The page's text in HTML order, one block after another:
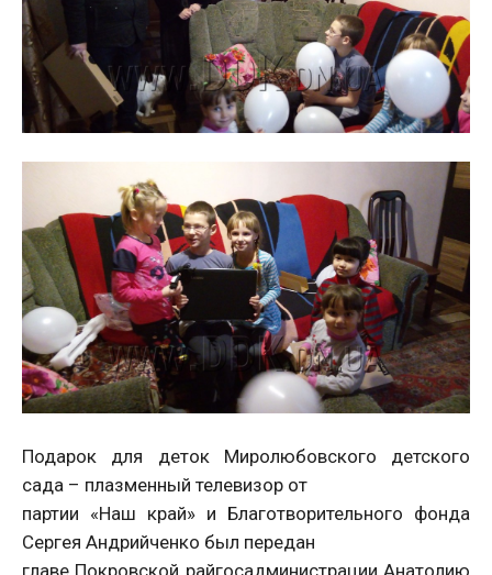
Подарок для деток Миролюбовского детского
сада – плазменный телевизор от
партии «Наш край» и Благотворительного фонда
Сергея Андрийченко был передан
главе Покровской райгосадминистрации Анатолию